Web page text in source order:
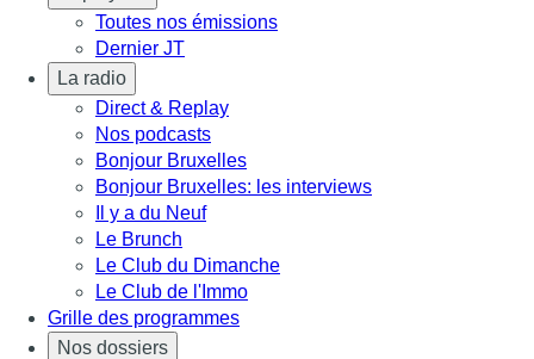
Toutes nos émissions
Dernier JT
La radio
Direct & Replay
Nos podcasts
Bonjour Bruxelles
Bonjour Bruxelles: les interviews
Il y a du Neuf
Le Brunch
Le Club du Dimanche
Le Club de l'Immo
Grille des programmes
Nos dossiers